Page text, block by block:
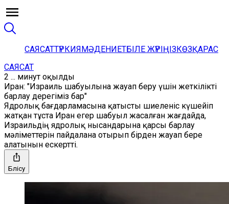
САЯСАТТҮРКИЯМӘДЕНИЕТБІЛЕ ЖҮРІҢІЗКӨЗҚАРАС
САЯСАТ
2 ... минут оқылды
Иран: "Израиль шабуылына жауап беру үшін жеткілікті
барлау дерегіміз бар"
Ядролық бағдарламасына қатысты шиеленіс күшейіп
жатқан тұста Иран егер шабуыл жасалған жағдайда,
Израильдің ядролық нысандарына қарсы барлау
мәліметтерін пайдалана отырып бірден жауап бере
алатынын ескертті.
Бөлісу